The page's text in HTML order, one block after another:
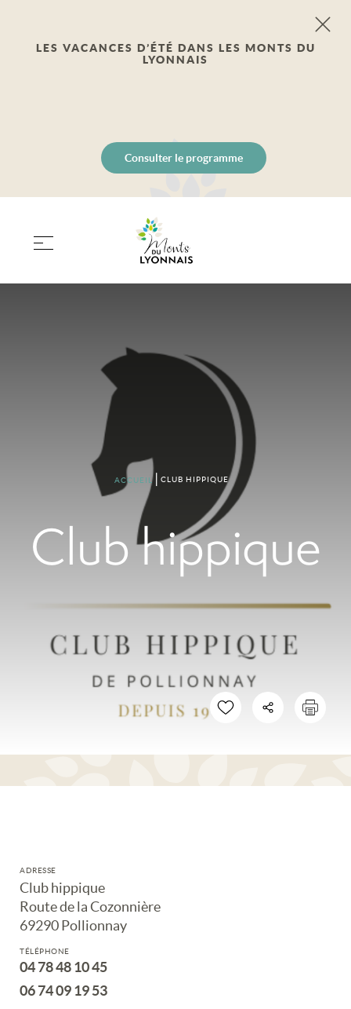
LES VACANCES D’ÉTÉ DANS LES MONTS DU
LYONNAIS
Consulter le programme
ACCUEIL CLUB HIPPIQUE
Club hippique
ADRESSE
Club hippique
Route de la Cozonnière
69290 Pollionnay
TÉLÉPHONE
04 78 48 10 45
06 74 09 19 53